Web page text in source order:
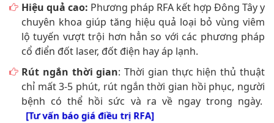
Hiệu quả cao: Phương pháp RFA kết hợp Đông Tây y
chuyên khoa giúp tăng hiệu quả loại bỏ vùng viêm
lộ tuyến vượt trội hơn hẳn so với các phương pháp
cổ điển đốt laser, đốt điện hay áp lạnh.
Rút ngắn thời gian: Thời gian thực hiện thủ thuật
chỉ mất 3-5 phút, rút ngắn thời gian hồi phục, người
bệnh có thể hồi sức và ra về ngay trong ngày.
[Tư vấn báo giá điều trị RFA]